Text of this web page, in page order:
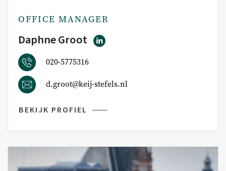
OFFICE MANAGER
Daphne Groot
020-5775316
d.groot@keij-stefels.nl
BEKIJK PROFIEL